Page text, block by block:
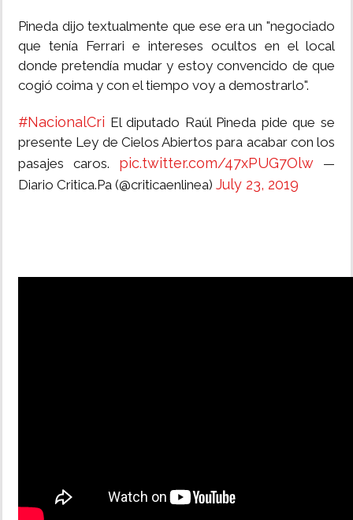
Pineda dijo textualmente que ese era un "negociado
que tenía Ferrari e intereses ocultos en el local
donde pretendía mudar y estoy convencido de que
cogió coima y con el tiempo voy a demostrarlo".
#NacionalCri El diputado Raúl Pineda pide que se
presente Ley de Cielos Abiertos para acabar con los
pasajes caros. pic.twitter.com/47xPUG7Olw —
Diario Critica.Pa (@criticaenlinea) July 23, 2019